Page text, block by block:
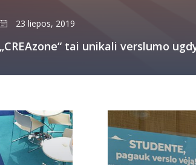
23 liepos, 2019
„CREAzone“ tai unikali verslumo